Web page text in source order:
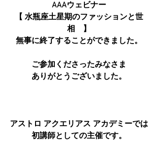
AAAウェビナー
【 水瓶座土星期のファッションと世
相　】
無事に終了することができました。
ご参加くださったみなさま
ありがとうございました。
アストロ アクエリアス アカデミーでは
初講師としての主催です。